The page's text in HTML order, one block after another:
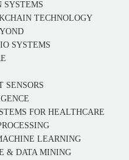
SYSTEMS
TECHNOLOGY
SYSTEMS
SENSORS
FOR HEALTHCARE
LEARNING
& DATA MINING